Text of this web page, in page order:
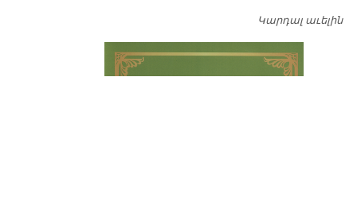
Կարդալ աւելին